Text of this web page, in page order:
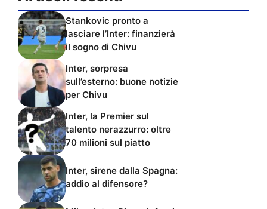
Stankovic pronto a
lasciare l’Inter: finanzierà
il sogno di Chivu
Inter, sorpresa
sull’esterno: buone notizie
per Chivu
Inter, la Premier sul
talento nerazzurro: oltre
70 milioni sul piatto
Inter, sirene dalla Spagna:
addio al difensore?